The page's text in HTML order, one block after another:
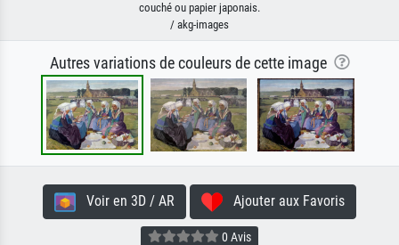
couché ou papier japonais.
/ akg-images
Autres variations de couleurs de cette image
Voir en 3D / AR Ajouter aux Favoris
0 Avis